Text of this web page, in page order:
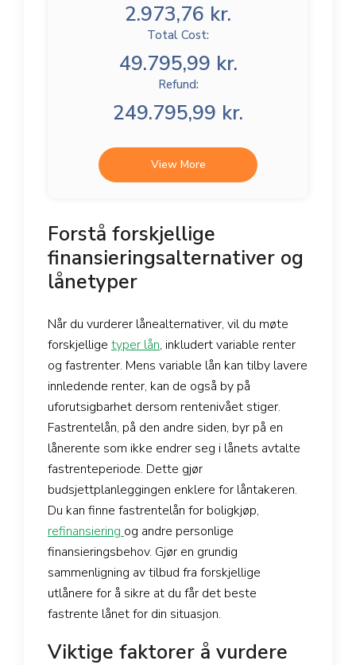
2.973,76 kr.
Total Cost:
49.795,99 kr.
Refund:
249.795,99 kr.
View More
Forstå forskjellige
finansieringsalternativer og
lånetyper
Når du vurderer lånealternativer, vil du møte
forskjellige typer lån, inkludert variable renter
og fastrenter. Mens variable lån kan tilby lavere
innledende renter, kan de også by på
uforutsigbarhet dersom rentenivået stiger.
Fastrentelån, på den andre siden, byr på en
lånerente som ikke endrer seg i lånets avtalte
fastrenteperiode. Dette gjør
budsjettplanleggingen enklere for låntakeren.
Du kan finne fastrentelån for boligkjøp,
refinansiering og andre personlige
finansieringsbehov. Gjør en grundig
sammenligning av tilbud fra forskjellige
utlånere for å sikre at du får det beste
fastrente lånet for din situasjon.
Viktige faktorer å vurdere